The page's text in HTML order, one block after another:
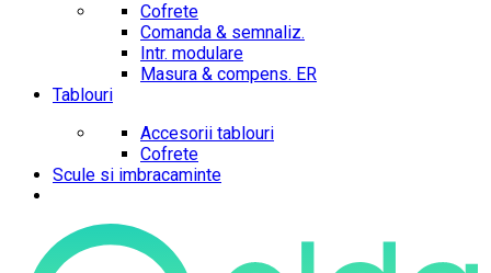
Cofrete
Comanda & semnaliz.
Intr. modulare
Masura & compens. ER
Tablouri
Accesorii tablouri
Cofrete
Scule si imbracaminte